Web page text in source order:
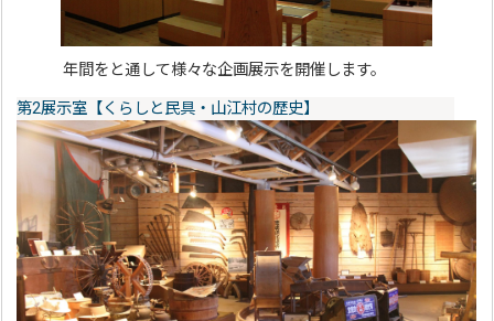
年間をと通して様々な企画展示を開催します。
第2展示室【くらしと民具・山江村の歴史】